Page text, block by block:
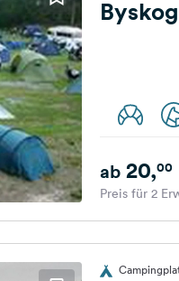
ab20,00
Preis für 2